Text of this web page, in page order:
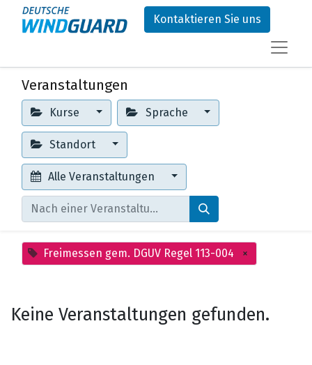
Kontaktieren Sie uns
Veranstaltungen
Kurse Sprache
Standort
Alle Veranstaltungen
Freimessen gem. DGUV Regel 113-004 ×
Keine Veranstaltungen gefunden.